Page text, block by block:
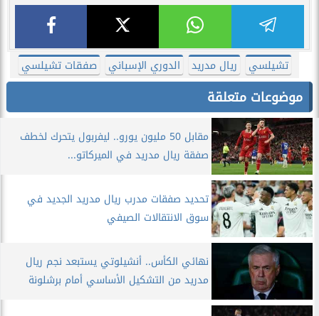
تشيلسي ريال مدريد الدوري الإسباني صفقات تشيلسي
موضوعات متعلقة
مقابل 50 مليون يورو.. ليفربول يتحرك لخطف
صفقة ريال مدريد في الميركاتو...
تحديد صفقات مدرب ريال مدريد الجديد في
سوق الانتقالات الصيفي
نهائي الكأس.. أنشيلوتي يستبعد نجم ريال
مدريد من التشكيل الأساسي أمام برشلونة